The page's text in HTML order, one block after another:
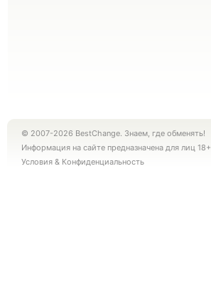
© 2007-2026 BestChange. Знаем, где обменять!
Информация на сайте предназначена для лиц 18+
Условия & Конфиденциальность